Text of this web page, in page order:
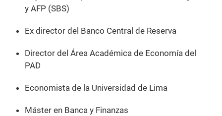
y AFP (SBS)
Ex director del Banco Central de Reserva
Director del Área Académica de Economía del
PAD
Economista de la Universidad de Lima
Máster en Banca y Finanzas